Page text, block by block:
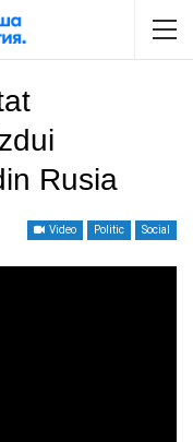
Rusia
Video Politic Social